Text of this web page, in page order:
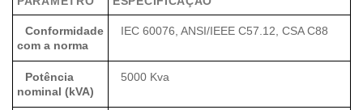
Conformidade
com a norma
IEC 60076, ANSI/IEEE C57.12, CSA C88
Potência
nominal (kVA)
5000 Kva